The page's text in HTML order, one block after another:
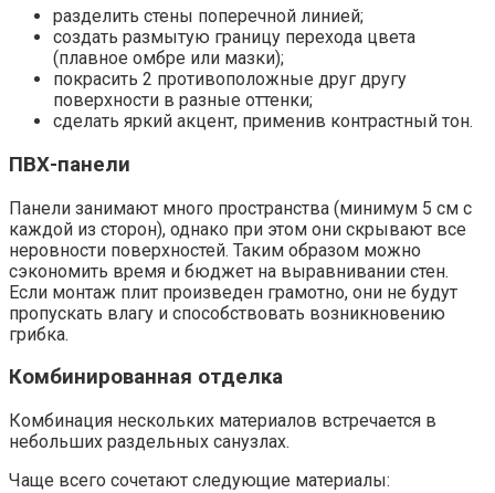
разделить стены поперечной линией;
создать размытую границу перехода цвета
(плавное омбре или мазки);
покрасить 2 противоположные друг другу
поверхности в разные оттенки;
сделать яркий акцент, применив контрастный тон.
ПВХ-панели
Панели занимают много пространства (минимум 5 см с
каждой из сторон), однако при этом они скрывают все
неровности поверхностей. Таким образом можно
сэкономить время и бюджет на выравнивании стен.
Если монтаж плит произведен грамотно, они не будут
пропускать влагу и способствовать возникновению
грибка.
Комбинированная отделка
Комбинация нескольких материалов встречается в
небольших раздельных санузлах.
Чаще всего сочетают следующие материалы: